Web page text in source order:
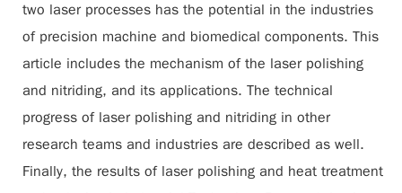
two laser processes has the potential in the industries
of precision machine and biomedical components. This
article includes the mechanism of the laser polishing
and nitriding, and its applications. The technical
progress of laser polishing and nitriding in other
research teams and industries are described as well.
Finally, the results of laser polishing and heat treatment